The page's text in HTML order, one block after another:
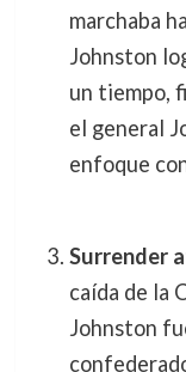
marchaba
Johnston
un tiempo,
el general
enfoque
Surrender
caída de la
Johnston